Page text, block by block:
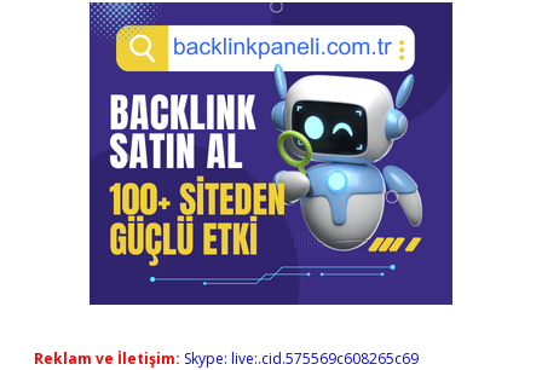
Reklam ve İletişim: Skype: live:.cid.575569c608265c69